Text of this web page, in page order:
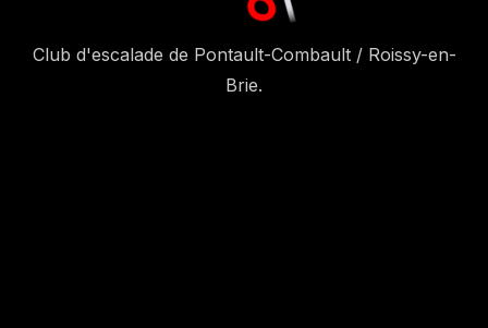
Club d'escalade de Pontault-Combault / Roissy-en-
Brie.